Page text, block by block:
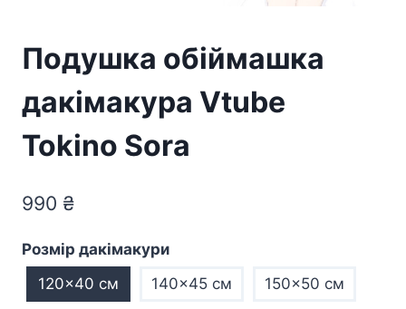
Подушка обіймашка
дакімакура Vtube
Tokino Sora
990 ₴
Розмір дакімакури
120x40 см
140x45 см 150x50 см